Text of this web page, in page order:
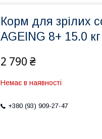
Корм для зрілих
AGEING 8+ 15.0 кг
2 790 ₴
Немає в наявності
+380 (93) 909-27-47